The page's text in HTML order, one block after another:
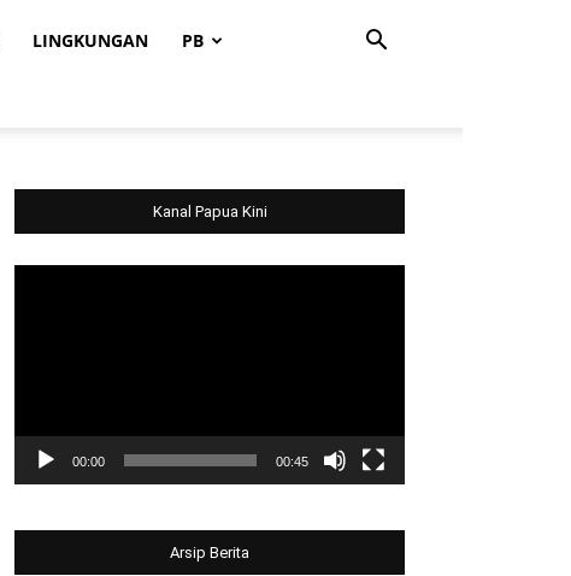
LINGKUNGAN PB
Kanal Papua Kini
00:00 00:45
Arsip Berita